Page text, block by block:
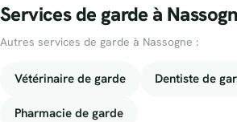
Services de garde à
Autres services de garde à Nassogne :
Vétérinaire de garde Dentiste de
Pharmacie de garde